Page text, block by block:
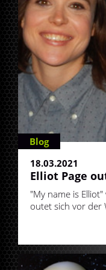
Blog
18.03.2021
Elliot Page
"My name is
outet sich vor der